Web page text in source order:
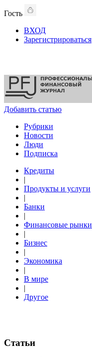
Гость
ВХОД
Зарегистрироваться
Добавить статью
Рубрики
Новости
Люди
Подписка
Кредиты
|
Продукты и услуги
|
Банки
|
Финансовые рынки
|
Бизнес
|
Экономика
|
В мире
|
Другое
Статьи